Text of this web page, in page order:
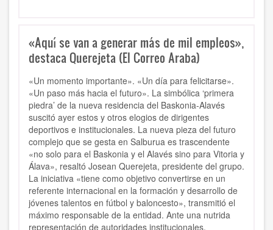
«Aquí se van a generar más de mil empleos»,
destaca Querejeta (El Correo Araba)
«Un momento importante». «Un día para felicitarse».
«Un paso más hacia el futuro». La simbólica ‘primera
piedra’ de la nueva residencia del Baskonia-Alavés
suscitó ayer estos y otros elogios de dirigentes
deportivos e institucionales. La nueva pieza del futuro
complejo que se gesta en Salburua es trascendente
«no solo para el Baskonia y el Alavés sino para Vitoria y
Álava», resaltó Josean Querejeta, presidente del grupo.
La iniciativa «tiene como objetivo convertirse en un
referente internacional en la formación y desarrollo de
jóvenes talentos en fútbol y baloncesto», transmitió el
máximo responsable de la entidad. Ante una nutrida
representación de autoridades institucionales,